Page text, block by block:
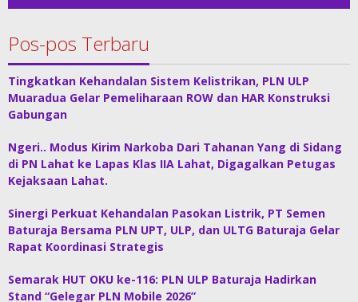
Pos-pos Terbaru
Tingkatkan Kehandalan Sistem Kelistrikan, PLN ULP
Muaradua Gelar Pemeliharaan ROW dan HAR Konstruksi
Gabungan
Ngeri.. Modus Kirim Narkoba Dari Tahanan Yang di Sidang
di PN Lahat ke Lapas Klas IIA Lahat, Digagalkan Petugas
Kejaksaan Lahat.
Sinergi Perkuat Kehandalan Pasokan Listrik, PT Semen
Baturaja Bersama PLN UPT, ULP, dan ULTG Baturaja Gelar
Rapat Koordinasi Strategis
Semarak HUT OKU ke-116: PLN ULP Baturaja Hadirkan
Stand “Gelegar PLN Mobile 2026”